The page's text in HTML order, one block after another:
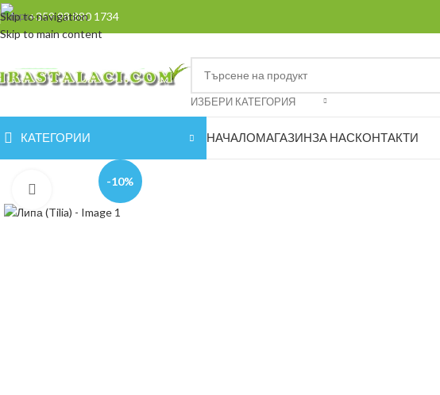
Skip to navigation
Skip to main content
+359 98 880 1734
ИЗБЕРИ КАТЕГОРИЯ
КАТЕГОРИИ НАЧАЛОМАГАЗИНЗА НАСКОНТАКТИ
-10%